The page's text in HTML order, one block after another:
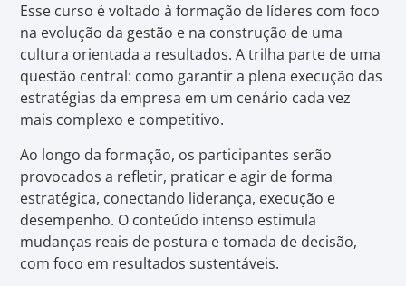
Esse curso é voltado à formação de líderes com foco
na evolução da gestão e na construção de uma
cultura orientada a resultados. A trilha parte de uma
questão central: como garantir a plena execução das
estratégias da empresa em um cenário cada vez
mais complexo e competitivo.
Ao longo da formação, os participantes serão
provocados a refletir, praticar e agir de forma
estratégica, conectando liderança, execução e
desempenho. O conteúdo intenso estimula
mudanças reais de postura e tomada de decisão,
com foco em resultados sustentáveis.